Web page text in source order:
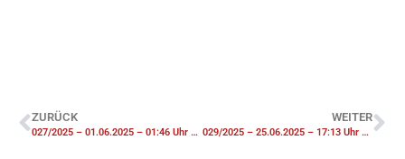
ZURÜCK
027/2025 – 01.06.2025 – 01:46 Uhr – F2 Brennt Nebengebäude – Einsatz Hygienekomponente
WEITER
029/2025 – 25.06.2025 – 17:13 Uhr – F4 Brennt landwirtschaftliches Anwesen (groß)